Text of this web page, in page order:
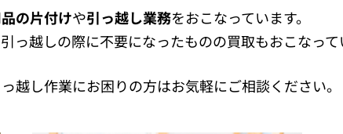
の片付けや引っ越し業務をおこなっています。
っ越しの際に不要になったものの買取もおこなって
越し作業にお困りの方はお気軽にご相談ください。